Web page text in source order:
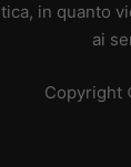
in quanto
ai
Copyright